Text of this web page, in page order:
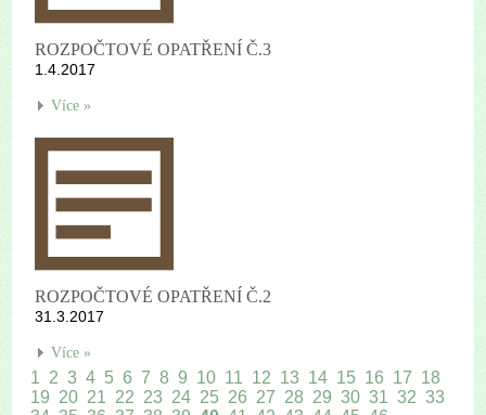
ROZPOČTOVÉ OPATŘENÍ Č.3
1.4.2017
Více »
ROZPOČTOVÉ OPATŘENÍ Č.2
31.3.2017
Více »
1 2 3 4 5 6 7 8 9 10 11 12 13 14 15 16 17 18
19 20 21 22 23 24 25 26 27 28 29 30 31 32 33